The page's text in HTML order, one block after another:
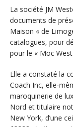
La société JM
documents de
Maison « de
catalogues, pour
pour le « Moc
Elle a constaté la
Coach Inc, elle-
maroquinerie de
Nord et titulaire
New York, d’une